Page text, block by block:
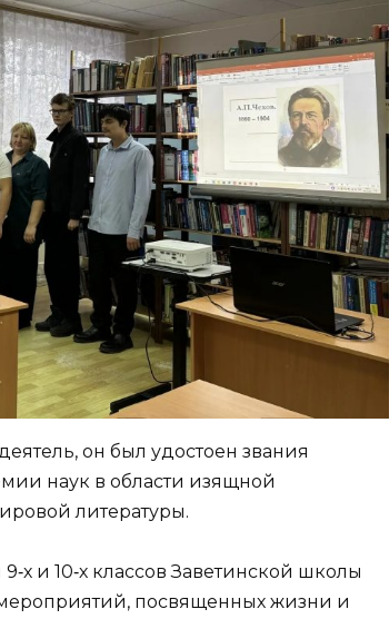
он был удостоен звания
наук в области изящной
литературы.
и 10‑х классов Заветинской школы
посвященных жизни и